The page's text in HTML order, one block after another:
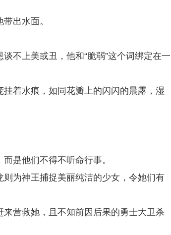
出水面。
不上美或丑，他和“脆弱”这个词绑定在一
着水痕，如同花瓣上的闪闪的晨露，湿
是他们不得不听命行事。
为神王捕捉美丽纯洁的少女，令她们有
营救她，且不知前因后果的勇士大卫杀